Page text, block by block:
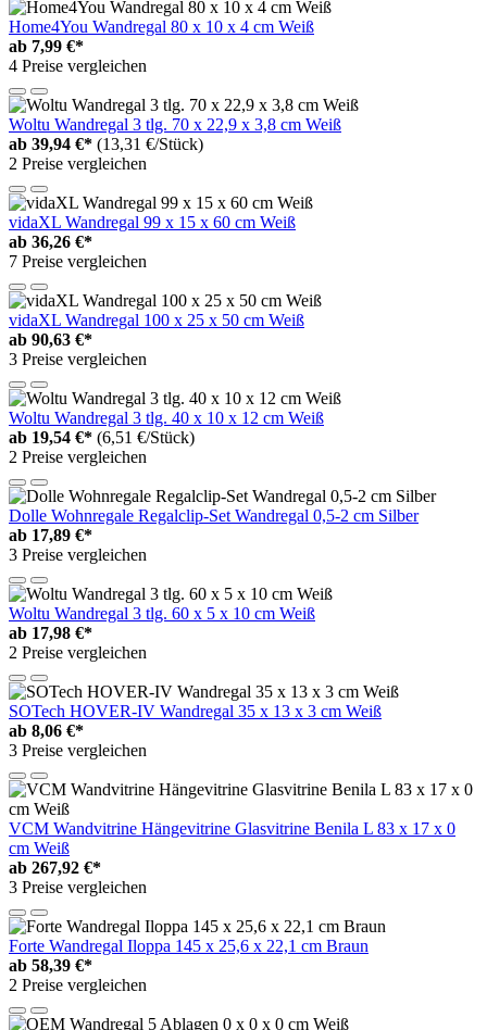
Home4You Wandregal 80 x 10 x 4 cm Weiß
ab 7,99 €*
4 Preise vergleichen
Woltu Wandregal 3 tlg. 70 x 22,9 x 3,8 cm Weiß
ab 39,94 €* (13,31 €/Stück)
2 Preise vergleichen
vidaXL Wandregal 99 x 15 x 60 cm Weiß
ab 36,26 €*
7 Preise vergleichen
vidaXL Wandregal 100 x 25 x 50 cm Weiß
ab 90,63 €*
3 Preise vergleichen
Woltu Wandregal 3 tlg. 40 x 10 x 12 cm Weiß
ab 19,54 €* (6,51 €/Stück)
2 Preise vergleichen
Dolle Wohnregale Regalclip-Set Wandregal 0,5-2 cm Silber
ab 17,89 €*
3 Preise vergleichen
Woltu Wandregal 3 tlg. 60 x 5 x 10 cm Weiß
ab 17,98 €*
2 Preise vergleichen
SOTech HOVER-IV Wandregal 35 x 13 x 3 cm Weiß
ab 8,06 €*
3 Preise vergleichen
VCM Wandvitrine Hängevitrine Glasvitrine Benila L 83 x 17 x 0
cm Weiß
ab 267,92 €*
3 Preise vergleichen
Forte Wandregal Iloppa 145 x 25,6 x 22,1 cm Braun
ab 58,39 €*
2 Preise vergleichen